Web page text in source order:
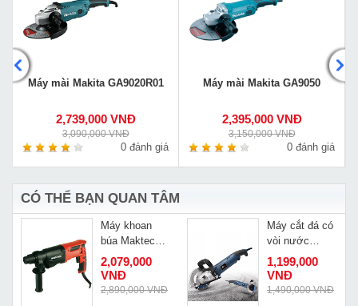
Máy mài Makita GA9020R01
2,739,000 VNĐ
3,090,000 VNĐ
0 đánh giá
Máy mài Makita GA9050
2,395,000 VNĐ
3,150,000 VNĐ
0 đánh giá
CÓ THỂ BẠN QUAN TÂM
Máy khoan
búa Maktec
MT870
2,079,000
VNĐ
2,890,000 VNĐ
Máy cắt đá có
vòi nước
Caowang
CW1332
1,199,000
VNĐ
1,490,000 VNĐ